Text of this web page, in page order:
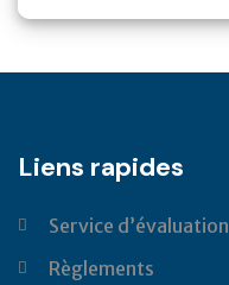
Liens rapides
Service d’évaluation
Règlements